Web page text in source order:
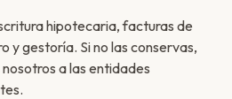
hipotecaria, facturas de
y gestoría. Si no las conservas,
a las entidades